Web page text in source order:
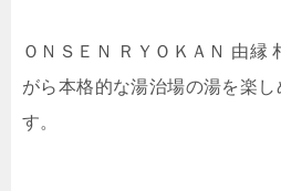
ＯＮＳＥＮ ＲＹＯＫＡＮ 由縁
がら本格的な湯治場の湯を楽
す。